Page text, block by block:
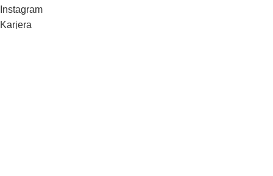
Instagram
Karjera